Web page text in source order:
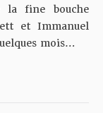
fine bouche
et Immanuel
mois…